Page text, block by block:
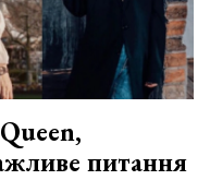
питання